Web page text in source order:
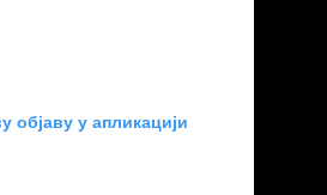
објаву у апликацији